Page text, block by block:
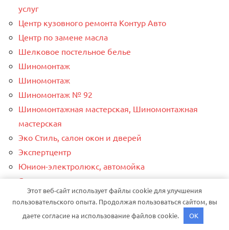
услуг
Центр кузовного ремонта Контур Авто
Центр по замене масла
Шелковое постельное белье
Шиномонтаж
Шиномонтаж
Шиномонтаж № 92
Шиномонтажная мастерская, Шиномонтажная
мастерская
Эко Стиль, салон окон и дверей
Экспертцентр
Юнион-электролюкс, автомойка
Ягуар
Ягуар
ИНТЕРЕСНОЕ ПО РУБРИКАМ
Этот веб-сайт использует файлы cookie для улучшения
пользовательского опыта. Продолжая пользоваться сайтом, вы
даете согласие на использование файлов cookie.
OK